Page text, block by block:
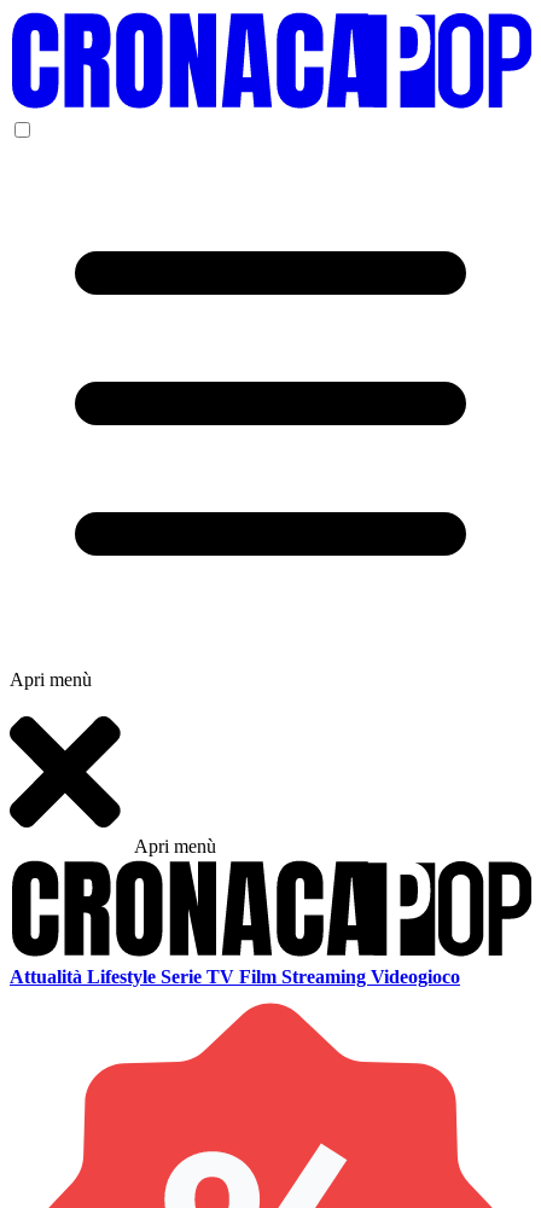
Apri menù
Apri menù
Attualità Lifestyle Serie TV Film Streaming Videogioco